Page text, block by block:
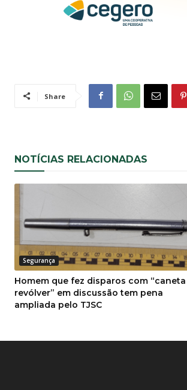
Share
NOTÍCIAS RELACIONADAS
Segurança
Homem que fez disparos com “caneta
revólver” em discussão tem pena
ampliada pelo TJSC